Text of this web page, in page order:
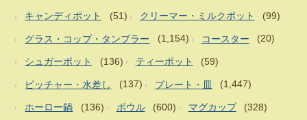
キャンディポット (51) クリーマー・ミルクポット (99)
グラス・コップ・タンブラー (1,154) コースター (20)
シュガーポット (136) ティーポット (59)
ピッチャー・水差し (137) プレート・皿 (1,447)
ホーロー鍋 (136) ボウル (600) マグカップ (328)